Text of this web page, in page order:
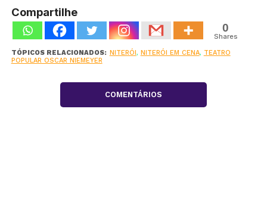
Compartilhe
0
Shares
TÓPICOS RELACIONADOS: NITERÓI , NITERÓI EM CENA, TEATRO
POPULAR OSCAR NIEMEYER
COMENTÁRIOS